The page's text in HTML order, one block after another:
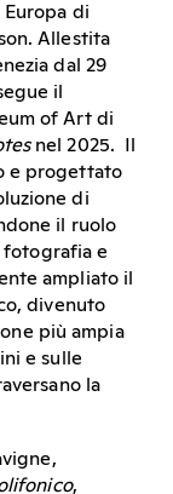
di
Allestita
dal 29
il
of Art di
nel 2025. Il
e progettato
di
il ruolo
fotografia e
ampliato il
divenuto
più ampia
e sulle
la
,